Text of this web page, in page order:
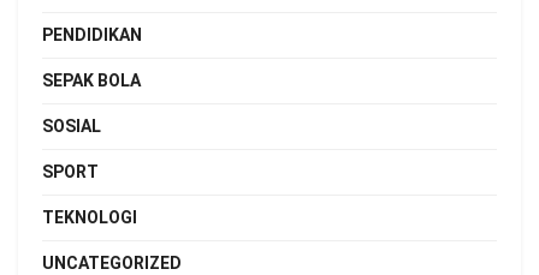
PENDIDIKAN
SEPAK BOLA
SOSIAL
SPORT
TEKNOLOGI
UNCATEGORIZED